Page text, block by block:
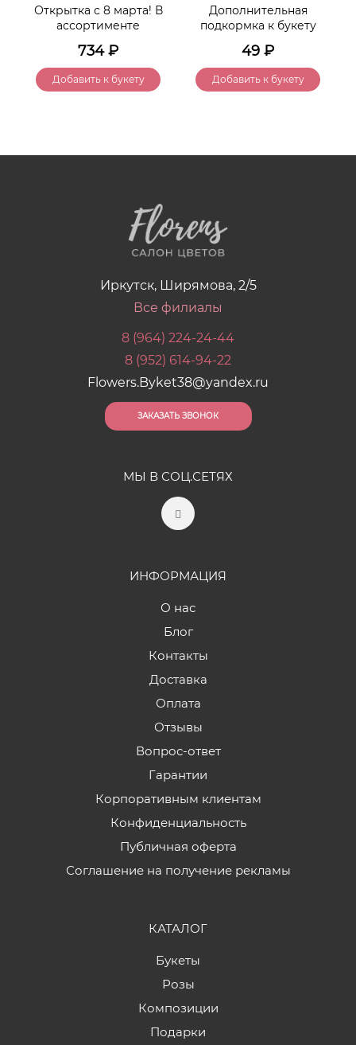
Открытка с 8 марта! В
ассортименте
734₽
Добавить к букету
Дополнительная
подкормка к букету
49 ₽
Добавить к букету
Иркутск, Ширямова, 2/5
Все филиалы
8 (964) 224-24-44
8 (952) 614-94-22
Flowers.Byket38@yandex.ru
ЗАКАЗАТЬ ЗВОНОК
МЫ В СОЦ.СЕТЯХ
ИНФОРМАЦИЯ
О нас
Блог
Контакты
Доставка
Оплата
Отзывы
Вопрос-ответ
Гарантии
Корпоративным клиентам
Конфиденциальность
Публичная оферта
Соглашение на получение рекламы
КАТАЛОГ
Букеты
Розы
Композиции
Подарки